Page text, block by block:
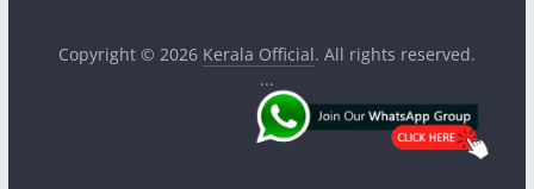
Copyright © 2026 Kerala Official. All rights reserved.
...
.